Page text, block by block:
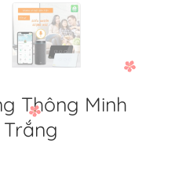
Thông Minh